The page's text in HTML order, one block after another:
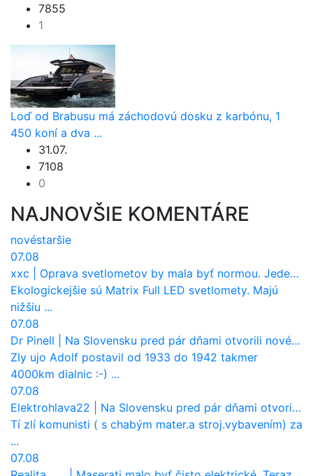
7855
1
Loď od Brabusu má záchodovú dosku z karbónu, 1
450 koní a dva ...
31.07.
7108
0
NAJNOVŠIE KOMENTÁRE
novéstaršie
07.08
xxc
Oprava svetlometov by mala byť normou. Jeden nový dnes stojí priemerne 1251 eur!
Ekologickejšie sú Matrix Full LED svetlomety. Majú
nižšiu ...
07.08
Dr Pinell
Na Slovensku pred pár dňami otvorili nové mosty, ktoré to sú?
Zly ujo Adolf postavil od 1933 do 1942 takmer
4000km dialnic :-) ...
07.08
Elektrohlava22
Na Slovensku pred pár dňami otvorili nové mosty, ktoré to sú?
Tí zlí komunisti ( s chabým mater.a stroj.vybavením) za
...
07.08